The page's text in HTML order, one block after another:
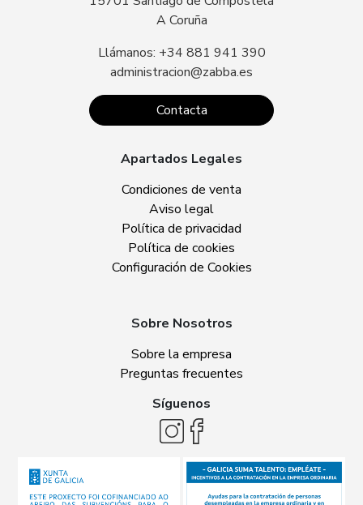
A Coruña
Llámanos: +34 881 941 390
administracion@zabba.es
Contacta
Apartados Legales
Condiciones de venta
Aviso legal
Política de privacidad
Política de cookies
Configuración de Cookies
Sobre Nosotros
Sobre la empresa
Preguntas frecuentes
Síguenos